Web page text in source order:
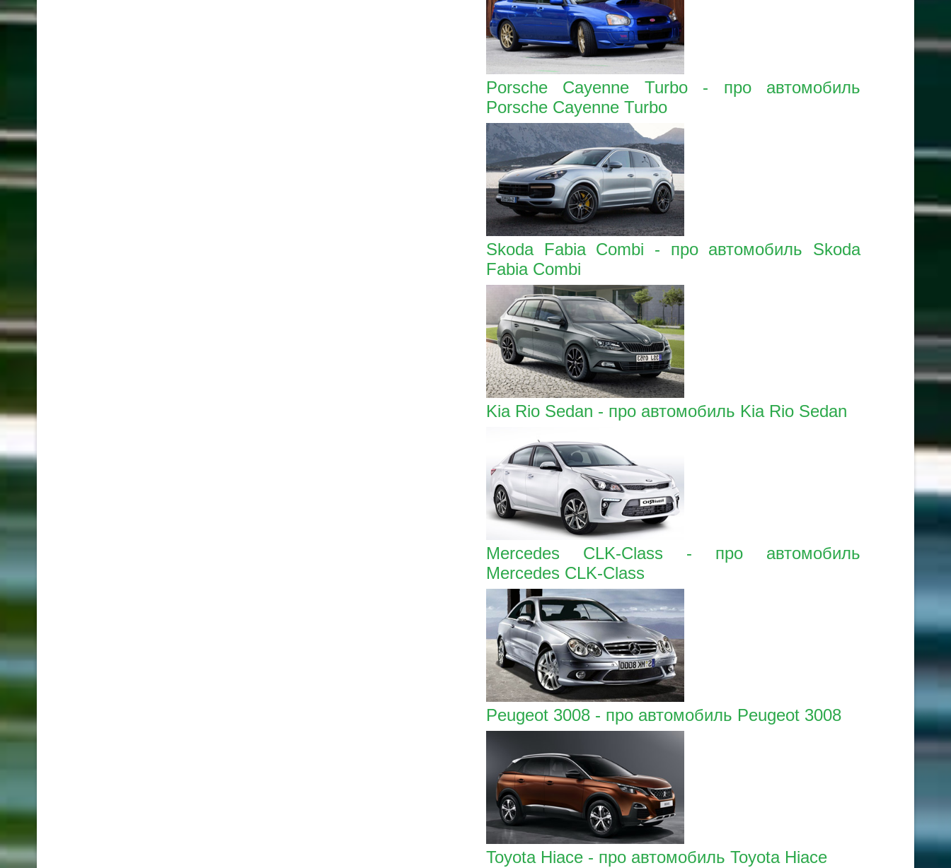
Porsche Cayenne Turbo - про автомобиль
Porsche Cayenne Turbo
Skoda Fabia Combi - про автомобиль Skoda
Fabia Combi
Kia Rio Sedan - про автомобиль Kia Rio Sedan
Mercedes CLK-Class - про автомобиль
Mercedes CLK-Class
Peugeot 3008 - про автомобиль Peugeot 3008
Toyota Hiace - про автомобиль Toyota Hiace